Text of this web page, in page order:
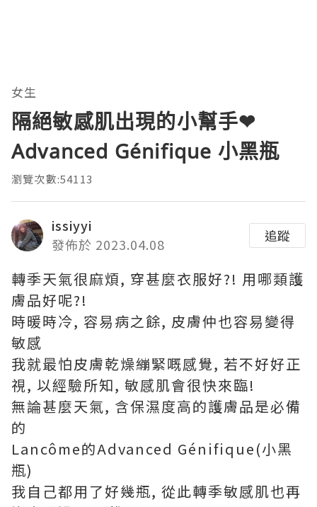
女生
隔絕敏感肌出現的小幫手❤
Advanced Génifique 小黑瓶
瀏覽次數:54113
issiyyi
發佈於 2023.04.08
追蹤
轉季天氣很麻煩, 穿甚麼衣服好?! 用哪類護
膚品好呢?!
時暖時冷, 容易病之餘, 皮膚仲也容易變得
敏感
我就最怕皮膚乾燥繃緊嘅感覺, 若不好好正
視, 以經驗所知, 敏感肌會很快來臨!
無論甚麼天氣, 含保濕度高的護膚品是必備
的
Lancôme的Advanced Génifique(小黑
瓶)
我自己都用了好幾瓶, 從此轉季敏感肌也再